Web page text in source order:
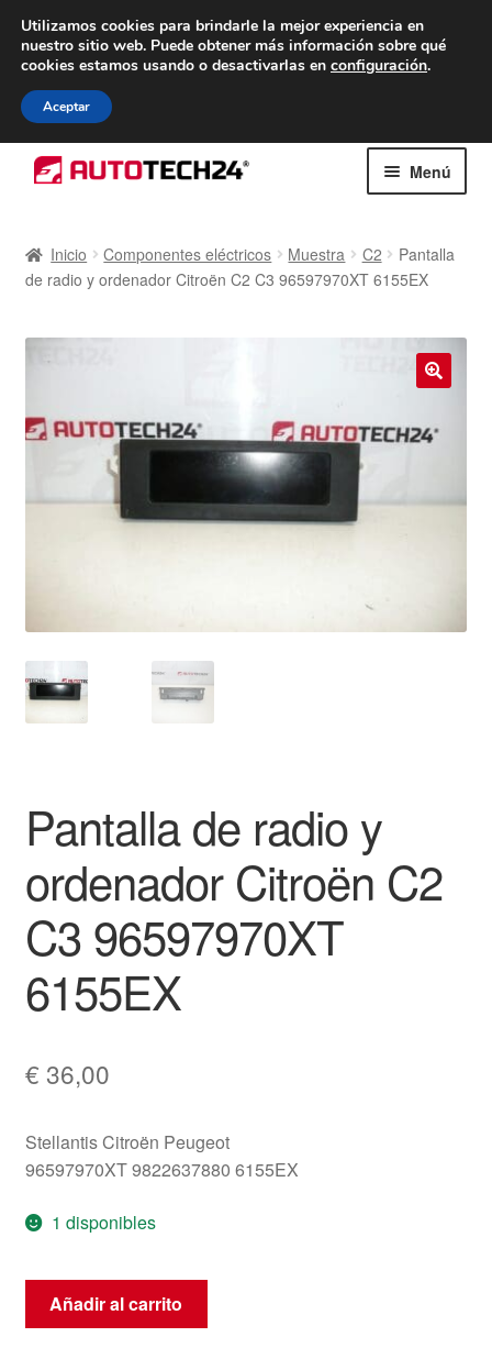
ENTREGA desde 7 EUR
De lunes a viernes de 9 a. m. a 4 p. m.
navegación
al
Menú
Caja registradora
Carro
Envío al mundo entero
Política de privacidad
Procedimiento de Reclamación
Sobre nosotros
Términos y Condiciones
Transporte
Inicio Componentes eléctricos Muestra C2
Pantalla
de radio y ordenador Citroën C2 C3 96597970XT 6155EX
Pantalla de radio y
ordenador Citroën C2
C3 96597970XT
6155EX
€ 36,00
Stellantis Citroën Peugeot
96597970XT 9822637880 6155EX
1 disponibles
Pantalla
Añadir al carrito
Utilizamos cookies para brindarle la mejor experiencia en
nuestro sitio web. Puede obtener más información sobre qué
cookies estamos usando o desactivarlas en configuración.
Aceptar